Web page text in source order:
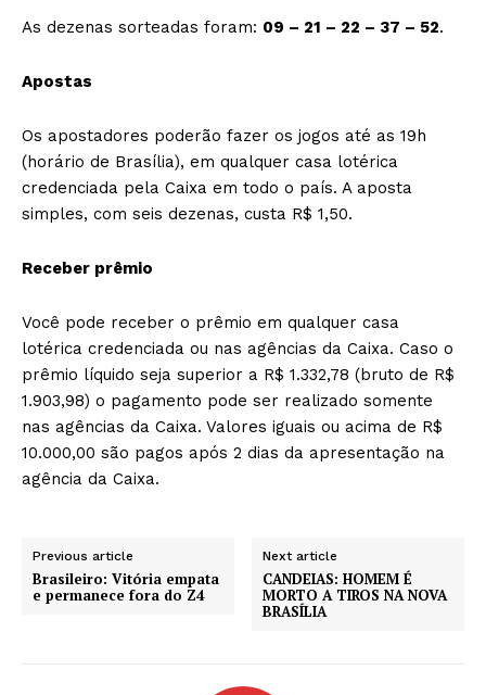
As dezenas sorteadas foram: 09 – 21 – 22 – 37 – 52.
Apostas
Os apostadores poderão fazer os jogos até as 19h
(horário de Brasília), em qualquer casa lotérica
credenciada pela Caixa em todo o país. A aposta
simples, com seis dezenas, custa R$ 1,50.
Receber prêmio
Você pode receber o prêmio em qualquer casa
lotérica credenciada ou nas agências da Caixa. Caso o
prêmio líquido seja superior a R$ 1.332,78 (bruto de R$
1.903,98) o pagamento pode ser realizado somente
nas agências da Caixa. Valores iguais ou acima de R$
10.000,00 são pagos após 2 dias da apresentação na
agência da Caixa.
Previous article
Brasileiro: Vitória empata
e permanece fora do Z4
Next article
CANDEIAS: HOMEM É
MORTO A TIROS NA NOVA
BRASÍLIA